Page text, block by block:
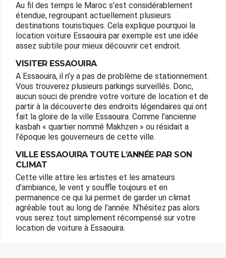
Au fil des temps le Maroc s’est considérablement
étendue, regroupant actuellement plusieurs
destinations touristiques. Cela explique pourquoi la
location voiture Essaouira par exemple est une idée
assez subtile pour mieux découvrir cet endroit.
VISITER ESSAOUIRA
A Essaouira, il n’y a pas de problème de stationnement.
Vous trouverez plusieurs parkings surveillés. Donc,
aucun souci de prendre votre voiture de location et de
partir à la découverte des endroits légendaires qui ont
fait la gloire de la ville Essaouira. Comme l’ancienne
kasbah « quartier nommé Makhzen » ou résidait a
l’époque les gouverneurs de cette ville.
VILLE ESSAOUIRA TOUTE L’ANNÉE PAR SON
CLIMAT
Cette ville attire les artistes et les amateurs
d’ambiance, le vent y souffle toujours et en
permanence ce qui lui permet de garder un climat
agréable tout au long de l’année. N’hésitez pas alors
vous serez tout simplement récompensé sur votre
location de voiture à Essaouira.